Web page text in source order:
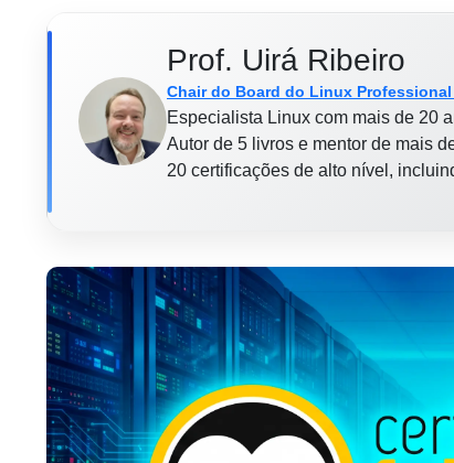
Prof. Uirá Ribeiro
Chair do Board do Linux
Especialista Linux com mais de 20
Autor de 5 livros e mentor de mais
20 certificações de alto nível,